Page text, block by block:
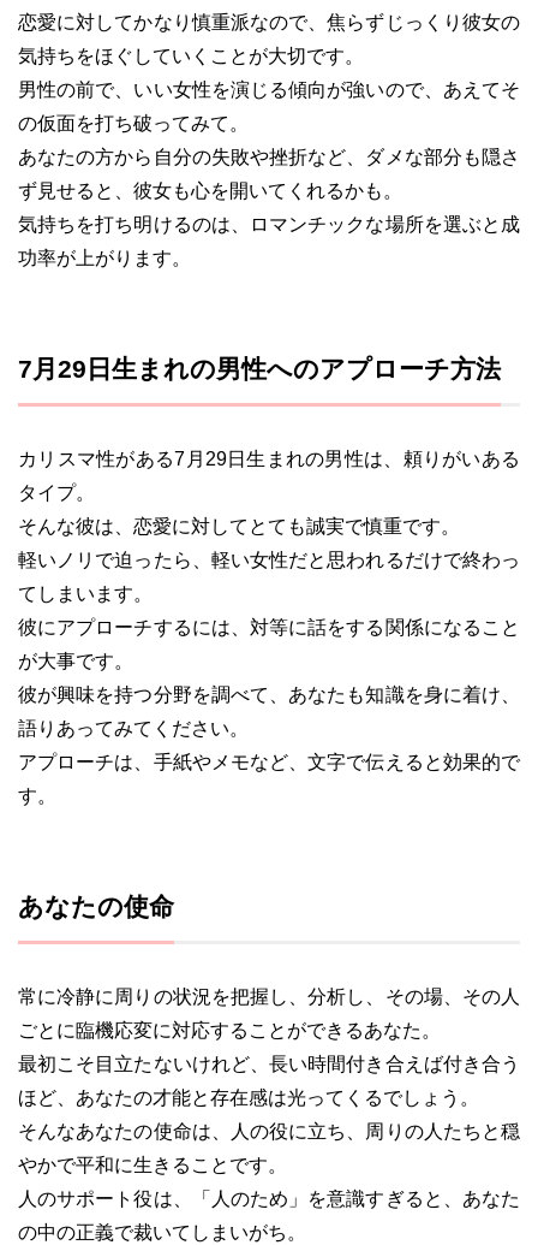
恋愛に対してかなり慎重派なので、焦らずじっくり彼女の
気持ちをほぐしていくことが大切です。
男性の前で、いい女性を演じる傾向が強いので、あえてそ
の仮面を打ち破ってみて。
あなたの方から自分の失敗や挫折など、ダメな部分も隠さ
ず見せると、彼女も心を開いてくれるかも。
気持ちを打ち明けるのは、ロマンチックな場所を選ぶと成
功率が上がります。
7月29日生まれの男性へのアプローチ方法
カリスマ性がある7月29日生まれの男性は、頼りがいある
タイプ。
そんな彼は、恋愛に対してとても誠実で慎重です。
軽いノリで迫ったら、軽い女性だと思われるだけで終わっ
てしまいます。
彼にアプローチするには、対等に話をする関係になること
が大事です。
彼が興味を持つ分野を調べて、あなたも知識を身に着け、
語りあってみてください。
アプローチは、手紙やメモなど、文字で伝えると効果的で
す。
あなたの使命
常に冷静に周りの状況を把握し、分析し、その場、その人
ごとに臨機応変に対応することができるあなた。
最初こそ目立たないけれど、長い時間付き合えば付き合う
ほど、あなたの才能と存在感は光ってくるでしょう。
そんなあなたの使命は、人の役に立ち、周りの人たちと穏
やかで平和に生きることです。
人のサポート役は、「人のため」を意識すぎると、あなた
の中の正義で裁いてしまいがち。